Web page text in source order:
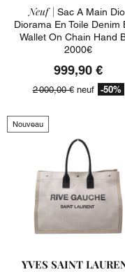
Neuf | Sac A Main
Diorama En Toile Denim
Wallet On Chain Hand
2000€
999,90 €
2 000,00 €neuf -50%
Nouveau
YVES SAINT